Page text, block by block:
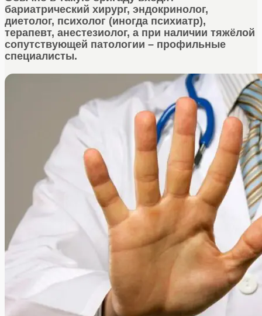
бариатрический хирург, эндокринолог,
диетолог, психолог (иногда психиатр),
терапевт, анестезиолог, а при наличии тяжёлой
сопутствующей патологии – профильные
специалисты.